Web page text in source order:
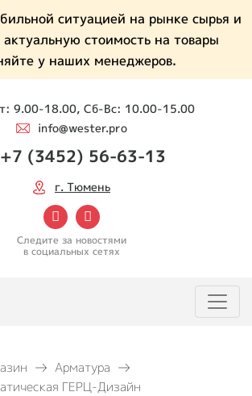
ситуацией на рынке сырья и
стоимость на товары
у наших менеджеров.
9.00-18.00, Сб-Вс: 10.00-15.00
info@wester.pro
+7 (3452) 56-63-13
г. Тюмень
Следите за новостями
в социальных сетях
Арматура
ГЕРЦ-Дизайн